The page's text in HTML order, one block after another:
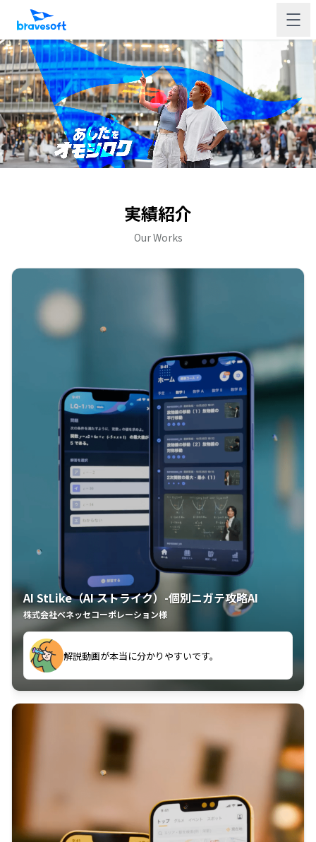
実績紹介
Our Works
AI StLike（AI ストライク）-個別ニガテ攻略AI
株式会社ベネッセコーポレーション様
古文漢文を主に使わせていただいているが、復習する
のに非常に役立っている。
解説動画が本当に分かりやすいです。